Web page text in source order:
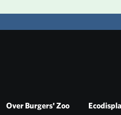
Over Burgers' Zoo